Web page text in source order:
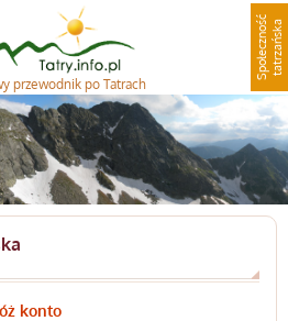
przewodnik po Tatrach
S
p
o
ł
e
c
z
n
oś
ć
t
a
t
r
z
a
ń
s
ka
konto